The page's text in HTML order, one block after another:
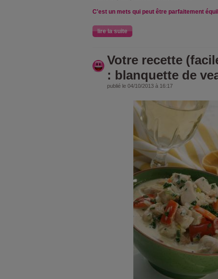
C'est un mets qui peut être parfaitement
lire la suite
Votre recette
: blanquette de
publié le 04/10/2013 à 16:17